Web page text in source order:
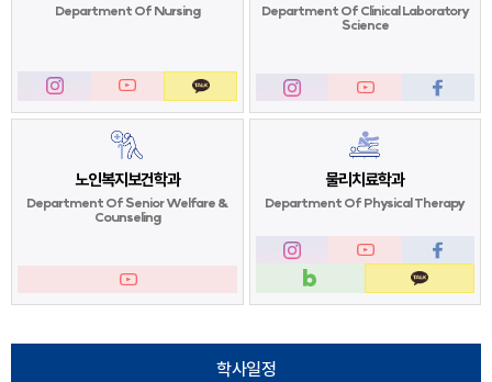
Department Of Nursing
노인복지보건학과
Department Of Senior Welfare &
Counseling
Department Of Clinical Laboratory
Science
물리치료학과
Department Of Physical Therapy
학사일정